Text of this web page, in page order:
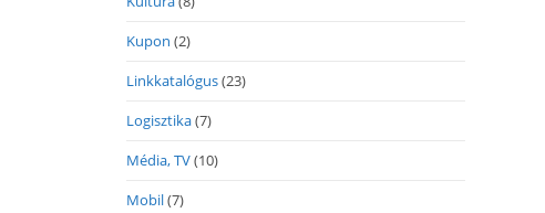
Kupon (2)
Linkkatalógus(23)
Logisztika(7)
Média, TV(10)
Mobil(7)